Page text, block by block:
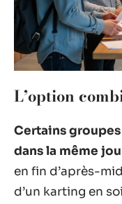
L’option
Certains
dans la même
en fin d’après-
d’un karting en